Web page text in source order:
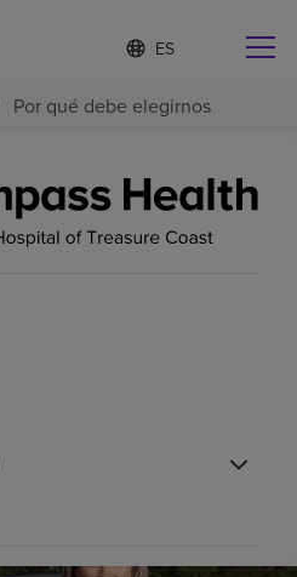
Lista
de
contraída
d
o
s
e
e
Por qué debe elegirnos